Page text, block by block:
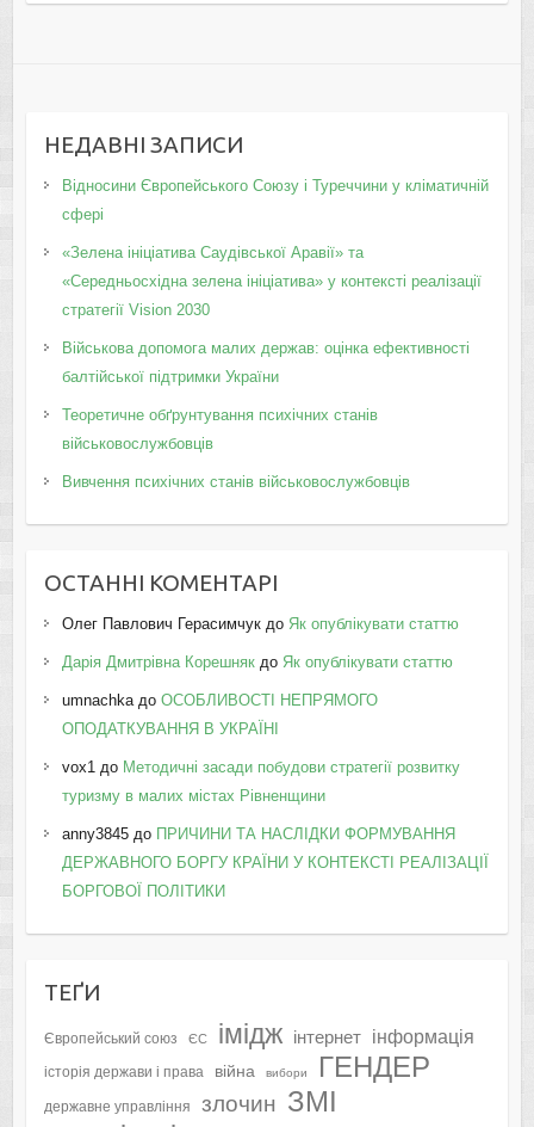
НЕДАВНІ ЗАПИСИ
Відносини Європейського Союзу і Туреччини у кліматичній
сфері
«Зелена ініціатива Саудівської Аравії» та
«Середньосхідна зелена ініціатива» у контексті реалізації
стратегії Vision 2030
Військова допомога малих держав: оцінка ефективності
балтійської підтримки України
Теоретичне обґрунтування психічних станів
військовослужбовців
Вивчення психічних станів військовослужбовців
ОСТАННІ КОМЕНТАРІ
Олег Павлович Герасимчукдо Як опублікувати статтю
Дарія Дмитрівна Корешнякдо Як опублікувати статтю
umnachkaдо ОСОБЛИВОСТІ НЕПРЯМОГО
ОПОДАТКУВАННЯ В УКРАЇНІ
vox1до Методичні засади побудови стратегії розвитку
туризму в малих містах Рівненщини
anny3845до ПРИЧИНИ ТА НАСЛІДКИ ФОРМУВАННЯ
ДЕРЖАВНОГО БОРГУ КРАЇНИ У КОНТЕКСТІ РЕАЛІЗАЦІЇ
БОРГОВОЇ ПОЛІТИКИ
ТЕҐИ
Європейський союз ЄС імідж інтернет інформація
історія держави і права війна вибори ГЕНДЕР
державне управління злочин ЗМІ